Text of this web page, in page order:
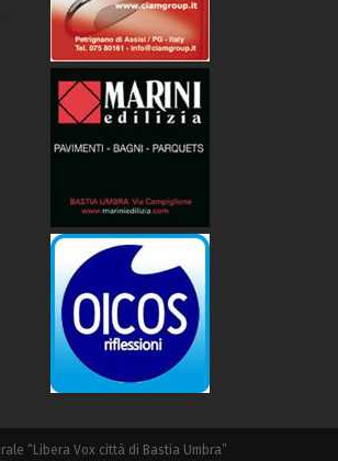
“Libera Vox città di Bastia Umbra”